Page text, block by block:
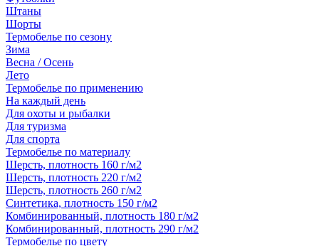
Штаны
Шорты
Термобелье по сезону
Зима
Весна / Осень
Лето
Термобелье по применению
На каждый день
Для охоты и рыбалки
Для туризма
Для спорта
Термобелье по материалу
Шерсть, плотность 160 г/м2
Шерсть, плотность 220 г/м2
Шерсть, плотность 260 г/м2
Синтетика, плотность 150 г/м2
Комбинированный, плотность 180 г/м2
Комбинированный, плотность 290 г/м2
Термобелье по цвету